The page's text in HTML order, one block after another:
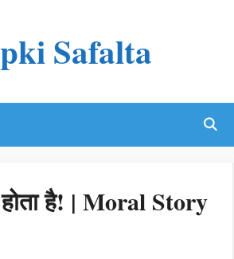
Safalta
होता है! | Moral Story